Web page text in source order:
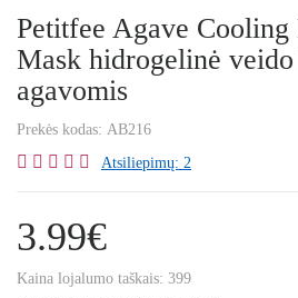
Petitfee Agave
Mask hidrogelinė veido
agavomis
Prekės kodas: AB216
Atsiliepimų: 2
3.99€
Kaina lojalumo taškais: 399